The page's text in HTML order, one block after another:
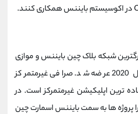
شبکه بلاک چین بایننس و موازی
با بایننس چین در سال 2020 عرضه شد. صرافی غیرمتمرکز
ترین اپلیکیشن غیرمتمرکز است. در
بایننس اسمارت چین